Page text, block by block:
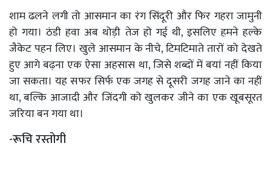
शाम ढलने लगी तो आसमान का रंग सिंदूरी और फिर गहरा जामुनी
हो गया। ठंडी हवा अब थोड़ी तेज हो गई थी, इसलिए हमने हल्के
जैकेट पहन लिए। खुले आसमान के नीचे, टिमटिमाते तारों को देखते
हुए आगे बढ़ना एक ऐसा अहसास था, जिसे शब्दों में बयां नहीं किया
जा सकता। यह सफर सिर्फ एक जगह से दूसरी जगह जाने का नहीं
था, बल्कि आजादी और जिंदगी को खुलकर जीने का एक खूबसूरत
जरिया बन गया था।
-रूचि रस्तोगी